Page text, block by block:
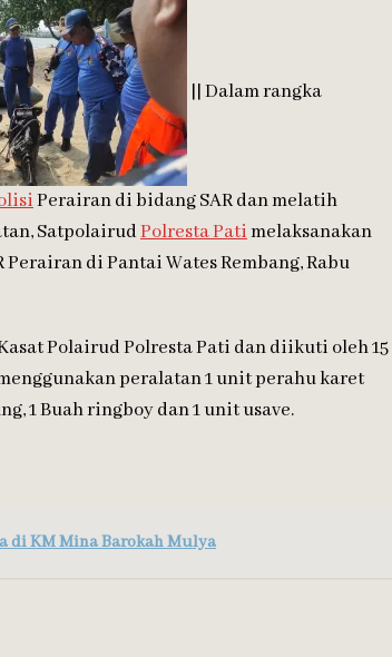
|| Dalam rangka
Perairan di bidang SAR dan melatih
SatpolairudPolresta Patimelaksanakan
di Pantai Wates Rembang, Rabu
Polairud Polresta Pati dan diikuti oleh 15
peralatan 1 unit perahu karet
1 Buah ringboy dan 1 unit usave.
di KM Mina Barokah Mulya